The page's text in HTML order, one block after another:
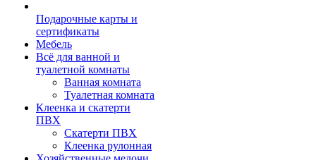
Подарочные карты и
сертификаты
Мебель
Всё для ванной и
туалетной комнаты
Ванная комната
Туалетная комната
Клеенка и скатерти
ПВХ
Скатерти ПВХ
Клеенка рулонная